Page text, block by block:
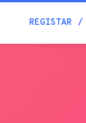
REGISTAR